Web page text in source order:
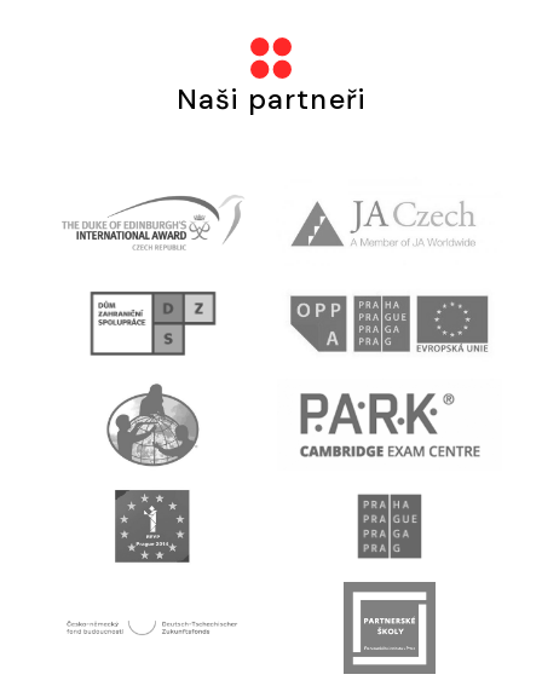
Naši partneři